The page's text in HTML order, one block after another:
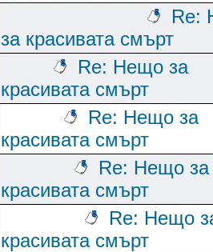
Re:
за красивата смърт
Re: Нещо за
красивата смърт
Re: Нещо за
красивата смърт
Re: Нещо за
красивата смърт
Re: Нещо
красивата смърт